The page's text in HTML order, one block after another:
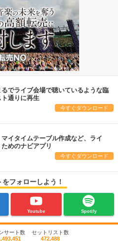
でライブ会場で聴いているような臨
通りに再生
今すぐダウンロード
イタイムテーブル作成など、ライ
めのナビアプリ
今すぐダウンロード
フォローしよう！
Youtube Spotify
サート数
セットリスト数
472,488